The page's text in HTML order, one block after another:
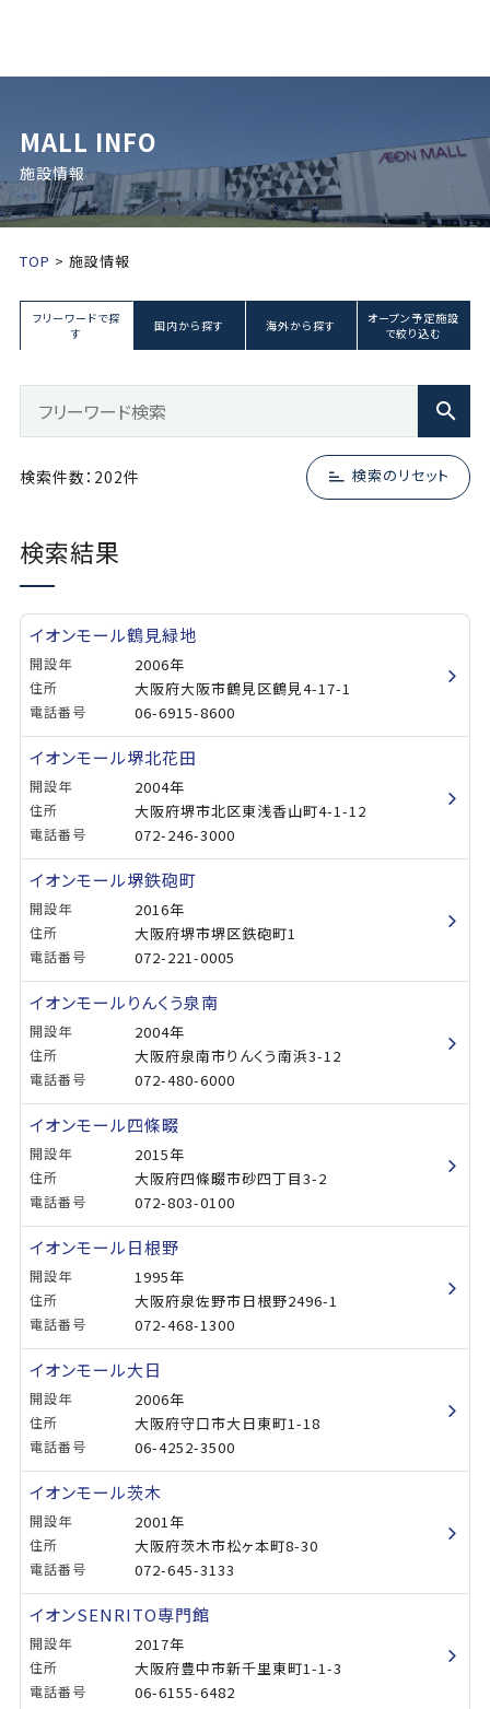
MALL INFO
施設情報
TOP 施設情報
フリーワードで探
す
国内から探す 海外から探す
オープン予定施設
で絞り込む
検索件数：202件 検索のリセット
検索結果
イオンモール鶴見緑地
開設年 2006年
住所 大阪府大阪市鶴見区鶴見4-17-1
電話番号 06-6915-8600
イオンモール堺北花田
開設年 2004年
住所 大阪府堺市北区東浅香山町4-1-12
電話番号 072-246-3000
イオンモール堺鉄砲町
開設年 2016年
住所 大阪府堺市堺区鉄砲町1
電話番号 072-221-0005
イオンモールりんくう泉南
開設年 2004年
住所 大阪府泉南市りんくう南浜3-12
電話番号 072-480-6000
イオンモール四條畷
開設年 2015年
住所 大阪府四條畷市砂四丁目3-2
電話番号 072-803-0100
イオンモール日根野
開設年 1995年
住所 大阪府泉佐野市日根野2496-1
電話番号 072-468-1300
イオンモール大日
開設年 2006年
住所 大阪府守口市大日東町1-18
電話番号 06-4252-3500
イオンモール茨木
開設年 2001年
住所 大阪府茨木市松ヶ本町8-30
電話番号 072-645-3133
イオンSENRITO専門館
開設年 2017年
住所 大阪府豊中市新千里東町1-1-3
電話番号 06-6155-6482